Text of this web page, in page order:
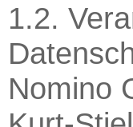
1.2.
Nomino